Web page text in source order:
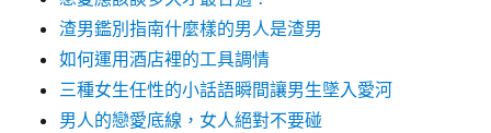
渣男鑑別指南什麼樣的男人是渣男
如何運用酒店裡的工具調情
三種女生任性的小話語瞬間讓男生墜入愛河
男人的戀愛底線，女人絕對不要碰